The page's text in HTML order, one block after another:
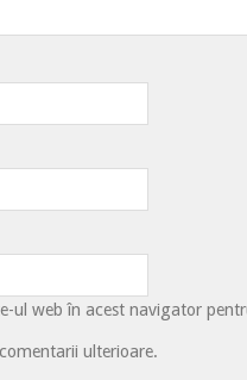
ul web în acest navigator
ulterioare.